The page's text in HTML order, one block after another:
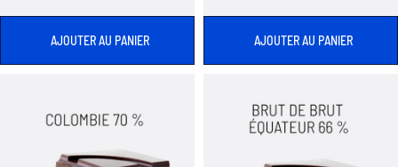
AJOUTER AU PANIER AJOUTER AU PANIER